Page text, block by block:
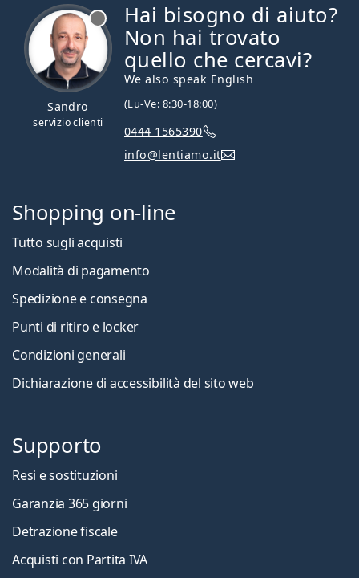
Sandro
servizio clienti
Hai bisogno di aiuto?
Non hai trovato
quello che cercavi?
We also speak English
(Lu-Ve: 8:30-18:00)
0444 1565390
info@lentiamo.it
Shopping on-line
Tutto sugli acquisti
Modalità di pagamento
Spedizione e consegna
Punti di ritiro e locker
Condizioni generali
Dichiarazione di accessibilità del sito web
Supporto
Resi e sostituzioni
Garanzia 365 giorni
Detrazione fiscale
Acquisti con Partita IVA